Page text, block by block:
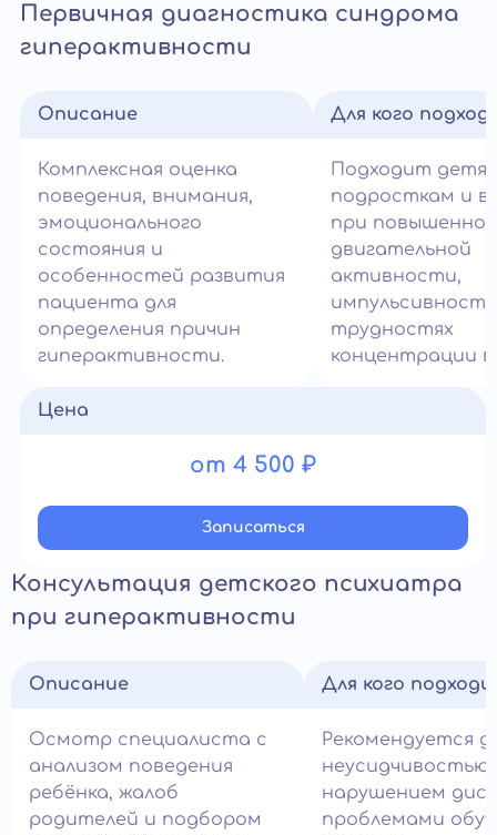
Первичная диагностика синдрома
гиперактивности
Описание
Комплексная оценка
поведения, внимания,
эмоционального
состояния и
особенностей развития
пациента для
определения причин
гиперактивности.
Для кого
Подходит
подросткам и
при повышенной
двигательной
активности,
трудностях
концентрации
Цена
от 4 500 ₽
Записатьcя
Консультация детского психиатра
при гиперактивности
Описание
Осмотр специалиста с
анализом поведения
ребёнка, жалоб
родителей и подбором
Для кого
Рекомендуется
неусидчивостью,
нарушением
проблемами